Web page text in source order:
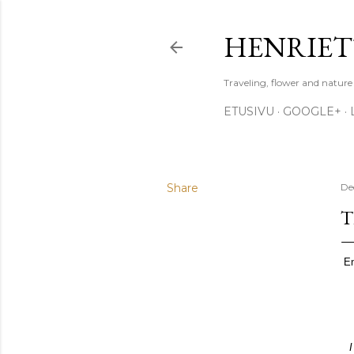
Traveling, flower and
ETUSIVU GOOGLE+
Share
I